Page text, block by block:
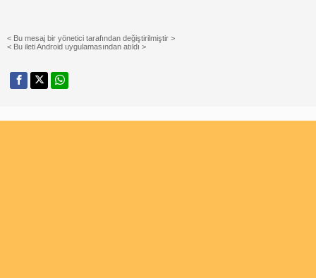
< Bu mesaj bir yönetici tarafından değiştirilmiştir >
< Bu ileti Android uygulamasından atıldı >